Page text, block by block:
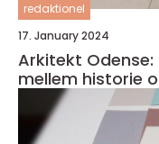
redaktionel
17. January 2024
Arkitekt
mellem historie